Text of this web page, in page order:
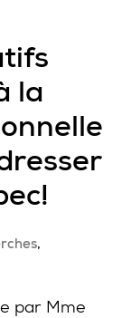
la
par Mme